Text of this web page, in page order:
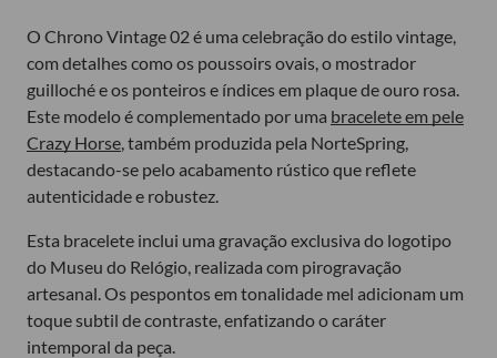
O Chrono Vintage 02 é uma celebração do estilo vintage,
com detalhes como os poussoirs ovais, o mostrador
guilloché e os ponteiros e índices em plaque de ouro rosa.
Este modelo é complementado por uma bracelete em pele
Crazy Horse, também produzida pela NorteSpring,
destacando-se pelo acabamento rústico que reflete
autenticidade e robustez.
Esta bracelete inclui uma gravação exclusiva do logotipo
do Museu do Relógio, realizada com pirogravação
artesanal. Os pespontos em tonalidade mel adicionam um
toque subtil de contraste, enfatizando o caráter
intemporal da peça.